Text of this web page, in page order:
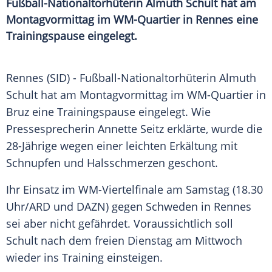
Fußball-Nationaltorhüterin Almuth Schult hat am
Montagvormittag im WM-Quartier in Rennes eine
Trainingspause eingelegt.
Rennes (SID) - Fußball-Nationaltorhüterin Almuth
Schult hat am Montagvormittag im WM-Quartier in
Bruz eine Trainingspause eingelegt. Wie
Pressesprecherin Annette Seitz erklärte, wurde die
28-Jährige wegen einer leichten Erkältung mit
Schnupfen und Halsschmerzen geschont.
Ihr Einsatz im WM-Viertelfinale am Samstag (18.30
Uhr/ARD und DAZN) gegen Schweden in Rennes
sei aber nicht gefährdet. Voraussichtlich soll
Schult nach dem freien Dienstag am Mittwoch
wieder ins Training einsteigen.